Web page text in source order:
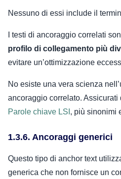
Nessuno di essi include il
I testi di ancoraggio correlati
profilo di collegamento più
evitare un’ottimizzazione
No esiste una vera scienza
ancoraggio correlato.
Parole chiave LSI , più sinonimi
1.3.6. Ancoraggi generici
Questo tipo di anchor text
generica che non fornisce un